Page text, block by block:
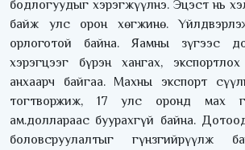
бодлогуудыг хэрэгжүүлнэ. Эцэст нь
байж улс орон хөгжинө.
орлоготой байна. Яамны зүгээс
хэрэгцээг бүрэн хангах,
анхаарч байгаа. Махны экспорт
тогтворжиж, 17 улс оронд мах
ам.доллараас буурахгүй байна.
боловсруулалтыг гүнзгийрүүлж